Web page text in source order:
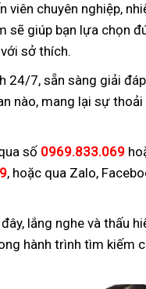
viên chuyên nghiệp,
sẽ giúp bạn lựa chọn
sở thích.
24/7, sẵn sàng giải
nào, mang lại sự
số 0969.833.069
, hoặc qua Zalo,
lắng nghe và thấu
hành trình tìm kiếm